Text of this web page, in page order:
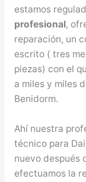
estamos
profesional,
reparación, un
escrito ( tres
piezas) con el
a miles y miles
Benidorm.
Ahí nuestra
técnico para
nuevo después
efectuamos la